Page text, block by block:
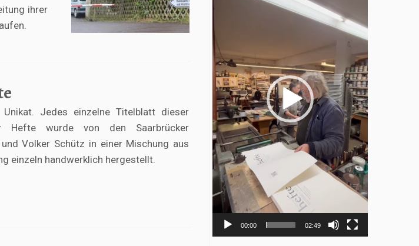
ihrer
Jedes einzelne Titelblatt dieser
Hefte wurde von den Saarbrücker
Volker Schütz in einer Mischung aus
einzeln handwerklich hergestellt.
00:00 02:49